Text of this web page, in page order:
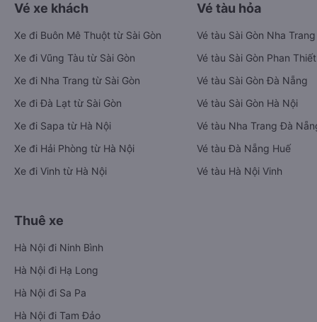
Vé xe khách
Xe đi Buôn Mê Thuột từ Sài Gòn
Xe đi Vũng Tàu từ Sài Gòn
Xe đi Nha Trang từ Sài Gòn
Xe đi Đà Lạt từ Sài Gòn
Xe đi Sapa từ Hà Nội
Xe đi Hải Phòng từ Hà Nội
Xe đi Vinh từ Hà Nội
Vé tàu hỏa
Vé tàu Sài Gòn Nha Trang
Vé tàu Sài Gòn Phan Thiết
Vé tàu Sài Gòn Đà Nẵng
Vé tàu Sài Gòn Hà Nội
Vé tàu Nha Trang Đà
Vé tàu Đà Nẵng Huế
Vé tàu Hà Nội Vinh
Thuê xe
Hà Nội đi Ninh Bình
Hà Nội đi Hạ Long
Hà Nội đi Sa Pa
Hà Nội đi Tam Đảo